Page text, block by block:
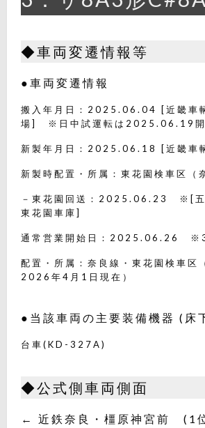
◆車両変遷情報等
●車両変遷情報
搬入年月日：2025.06.04 [近畿車
場] ※日中試運転は2025.06.19開
新製年月日：2025.06.18 [近畿
新製時配置・所属：東花園検車区（
－東花園回送：2025.06.23 ※[五
東花園車庫]
通常営業開始日：2025.06.26
配置・所属：奈良線・東花園検車区
2026年4月1日現在）
●当該車両の主要装備機器 (床
台車(KD-327A)
◆公式側車両側面
← 近鉄奈良・橿原神宮前 (1